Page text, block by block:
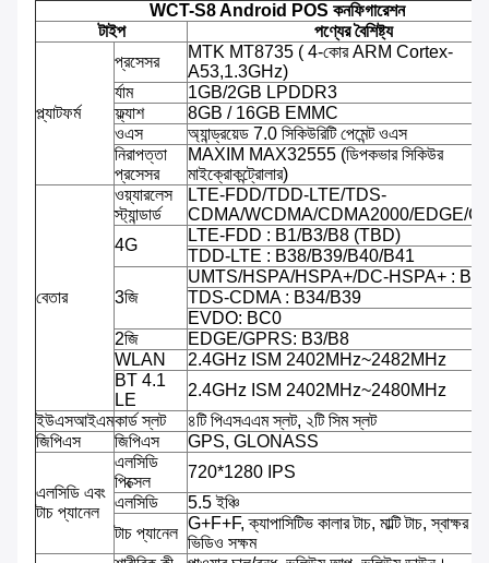
WCT-S8 Android POS কনফিগারেশন
টাইপ
পণ্যের বৈশিষ্ট্য
প্ল্যাটফর্ম
প্রসেসর
MTK MT8735 ( 4-কোর ARM Cortex-
A53,1.3GHz)
র্যাম
1GB/2GB LPDDR3
ফ্ল্যাশ
8GB / 16GB EMMC
ওএস
অ্যান্ড্রয়েড 7.0 সিকিউরিটি পেমেন্ট ওএস
নিরাপত্তা
প্রসেসর
MAXIM MAX32555 (ডিপকভার সিকিউর
মাইক্রোকন্ট্রোলার)
বেতার
ওয়্যারলেস
স্ট্যান্ডার্ড
LTE-FDD/TDD-LTE/TDS-
CDMA/WCDMA/CDMA2000/EDGE/
4G
LTE-FDD : B1/B3/B8 (TBD)
TDD-LTE : B38/B39/B40/B41
3জি
UMTS/HSPA/HSPA+/DC-HSPA+ :
TDS-CDMA : B34/B39
EVDO: BC0
2জি
EDGE/GPRS: B3/B8
WLAN
2.4GHz ISM 2402MHz~2482MHz
BT 4.1
LE
2.4GHz ISM 2402MHz~2480MHz
ইউএসআইএমকার্ড স্লট
৪টি পিএসএএম স্লট, ২টি সিম স্লট
জিপিএস
জিপিএস GPS, GLONASS
এলসিডি এবং
টাচ প্যানেল
এলসিডি
পিক্সেল
720*1280 IPS
এলসিডি
5.5 ইঞ্চি
টাচ প্যানেল
G+F+F, ক্যাপাসিটিভ কালার টাচ, মাল্টি টাচ, স্বাক্ষর
ভিডিও সক্ষম